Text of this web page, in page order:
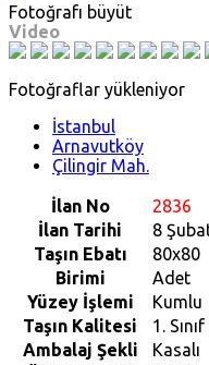
Fotoğrafı büyüt
Video
Fotoğraflar yükleniyor
İstanbul
Arnavutköy
Çilingir Mah.
İlan No
2836
İlan Tarihi
8
Taşın Ebatı
80x80
Birimi
Adet
Yüzey İşlemi
Kumlu
Taşın Kalitesi
1.
Ambalaj Şekli
Kasalı